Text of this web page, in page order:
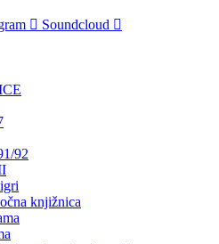
Soundcloud
92
knjižnica